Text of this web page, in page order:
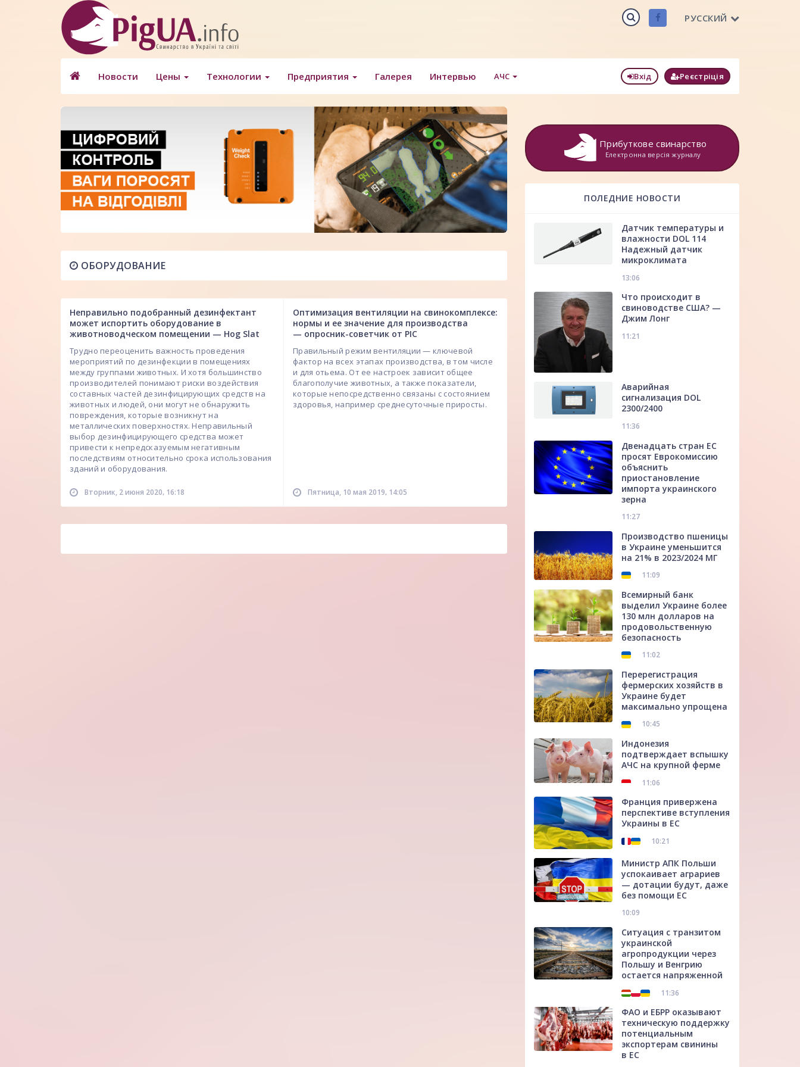
РУССКИЙ
Новости Цены Технологии Предприятия Галерея Интервью АЧС Вхід Реєстріція
ОБОРУДОВАНИЕ
Неправильно подобранный дезинфектант
может испортить оборудование в
животноводческом помещении — Hog Slat
Трудно переоценить важность проведения
мероприятий по дезинфекции в помещениях
между группами животных. И хотя большинство
производителей понимают риски воздействия
составных частей дезинфицирующих средств на
животных и людей, они могут не обнаружить
повреждения, которые возникнут на
металлических поверхностях. Неправильный
выбор дезинфицирующего средства может
привести к непредсказуемым негативным
последствиям относительно срока использования
зданий и оборудования.
Вторник, 2 июня 2020, 16:18
Оптимизация вентиляции на свинокомплексе:
нормы и ее значение для производства
— опросник-советчик от РІС
Правильный режим вентиляции — ключевой
фактор на всех этапах производства, в том числе
и для отьема. От ее настроек зависит общее
благополучие животных, а также показатели,
которые непосредственно связаны с состоянием
здоровья, например среднесуточные приросты.
Пятница, 10 мая 2019, 14:05
Прибуткове свинарство
Електронна версія журналу
ПОЛЕДНИЕ НОВОСТИ
Датчик температуры и
влажности DOL 114
Надежный датчик
микроклимата
13:06
Что происходит в
свиноводстве США? —
Джим Лонг
11:21
Аварийная
сигнализация DOL
2300/2400
11:36
Двенадцать стран ЕС
просят Еврокомиссию
объяснить
приостановление
импорта украинского
зерна
11:27
Производство пшеницы
в Украине уменьшится
на 21% в 2023/2024 МГ
11:09
Всемирный банк
выделил Украине более
130 млн долларов на
продовольственную
безопасность
11:02
Перерегистрация
фермерских хозяйств в
Украине будет
максимально упрощена
10:45
Индонезия
подтверждает вспышку
АЧС на крупной ферме
11:06
Франция привержена
перспективе вступления
Украины в ЕС
10:21
Министр АПК Польши
успокаивает аграриев
— дотации будут, даже
без помощи ЕС
10:09
Ситуация с транзитом
украинской
агропродукции через
Польшу и Венгрию
остается напряженной
11:36
ФАО и ЕБРР оказывают
техническую поддержку
потенциальным
экспортерам свинины
в ЕС